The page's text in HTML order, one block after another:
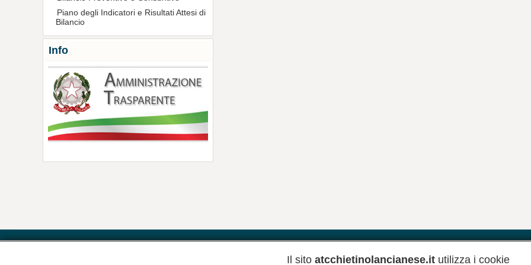
Piano degli Indicatori e Risultati Attesi di
Bilancio
Info
Il sito atcchietinolancianese.it utilizza i cookie